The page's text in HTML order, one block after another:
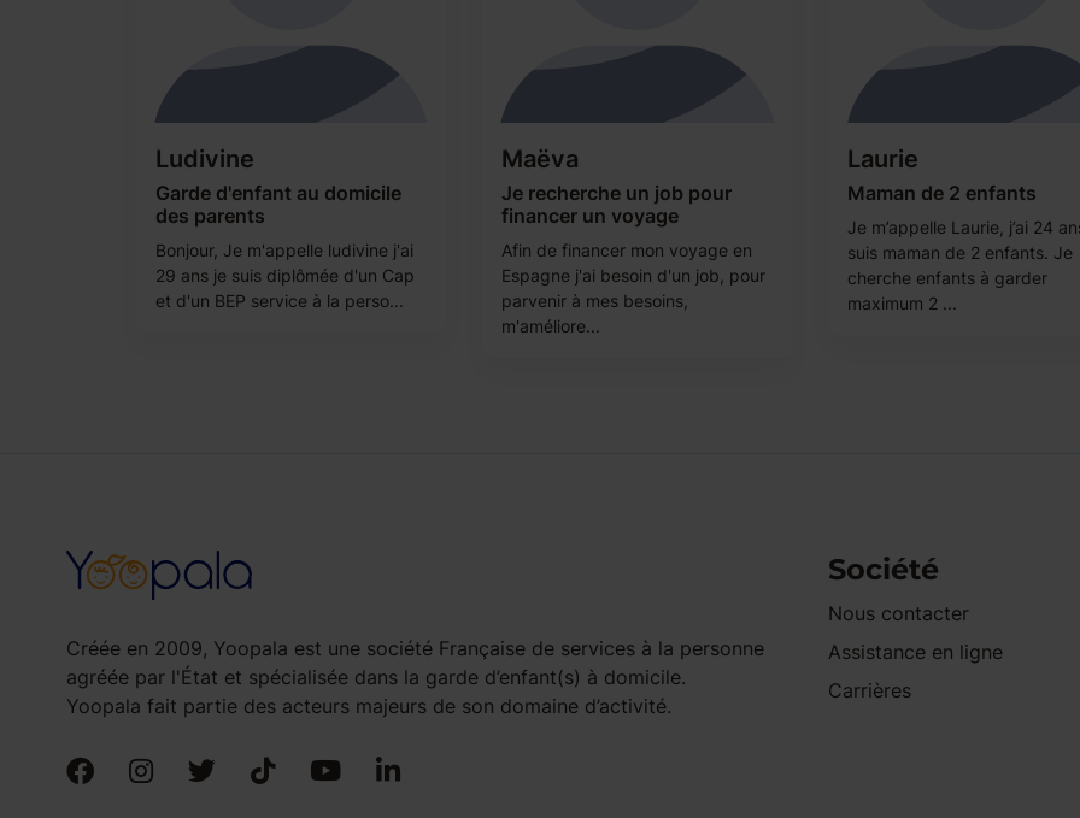
Ludivine
Garde d'enfant au domicile
des parents
Bonjour, Je m'appelle ludivine j'ai
29 ans je suis diplômée d'un Cap
et d'un BEP service à la perso...
Maëva
Je recherche un job pour
financer un voyage
Afin de financer mon voyage en
Espagne j'ai besoin d'un job, pour
parvenir à mes besoins,
m'améliore...
Laurie
Maman de 2 enfants
Je m’appelle Laurie, j’ai 24
suis maman de 2 enfants. Je
cherche enfants à garder
maximum 2 ...
Créée en 2009, Yoopala est une société Française de services à la personne
agréée par l'État et spécialisée dans la garde d’enfant(s) à domicile.
Yoopala fait partie des acteurs majeurs de son domaine d’activité.
Société
Nous contacter
Assistance en ligne
Carrières